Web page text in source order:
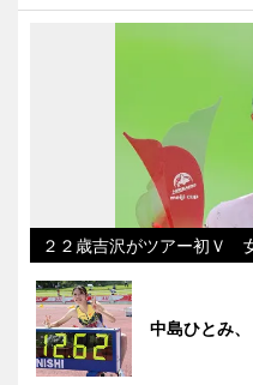
２２歳吉沢がツアー初Ｖ
中島ひとみ